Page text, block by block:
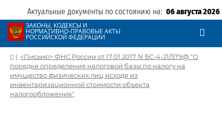
Актуальные документы по состоянию на: 06 августа 2026
ЗАКОНЫ, КОДЕКСЫ И
НОРМАТИВНО-ПРАВОВЫЕ АКТЫ
РОССИЙСКОЙ ФЕДЕРАЦИИ
| <Письмо> ФНС России от 17.01.2017 N БС-4-21/579@ "О
порядке определения налоговой базы по налогу на
имущество физических лиц исходя из
инвентаризационной стоимости объекта
налогообложения"